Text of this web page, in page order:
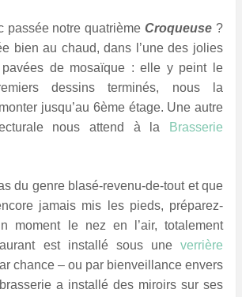
passée notre quatrièmeCroqueuse ?
bien au chaud, dans l’une des jolies
pavées de mosaïque : elle y peint le
dessins terminés, nous la
jusqu’au 6ème étage. Une autre
nous attend à la
Brasserie
du genre blasé-revenu-de-tout et que
jamais mis les pieds, préparez-
moment le nez en l’air, totalement
est installé sous une verrière
chance – ou par bienveillance envers
a installé des miroirs sur ses